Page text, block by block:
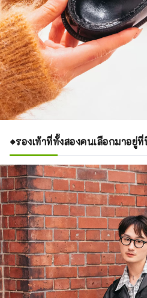
◆รองเท้าที่ทั้งสองคนเลือกมาอยู่